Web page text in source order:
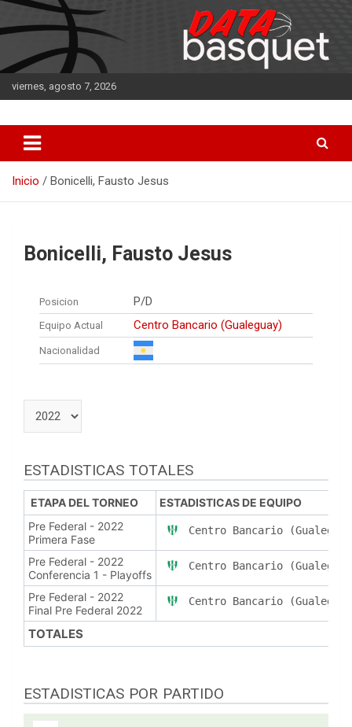
Saltar
al
contenido
viernes, agosto 7, 2026
DATA Basquet
Inicio Bonicelli, Fausto Jesus
Bonicelli, Fausto Jesus
Posicion P/D
Equipo Actual Centro Bancario (Gualeguay)
Nacionalidad
ESTADISTICAS TOTALES
ETAPA DEL TORNEO
ESTADISTICAS DE EQUIPO
Pre Federal - 2022
Primera Fase
Centro Bancario
Pre Federal - 2022
Conferencia 1 - Playoffs
Centro Bancario
Pre Federal - 2022
Final Pre Federal 2022
Centro Bancario
TOTALES
ESTADISTICAS POR PARTIDO